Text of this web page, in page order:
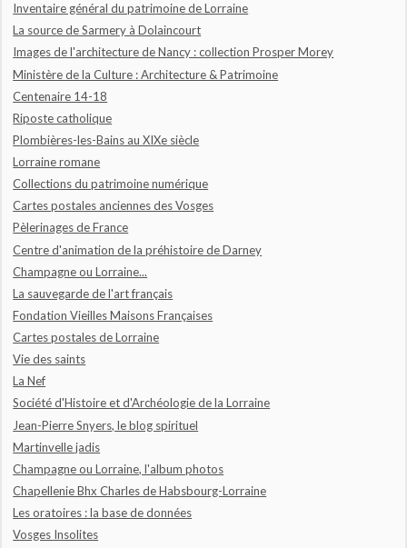
Inventaire général du patrimoine de Lorraine
La source de Sarmery à Dolaincourt
Images de l'architecture de Nancy : collection Prosper Morey
Ministère de la Culture : Architecture & Patrimoine
Centenaire 14-18
Riposte catholique
Plombières-les-Bains au XIXe siècle
Lorraine romane
Collections du patrimoine numérique
Cartes postales anciennes des Vosges
Pèlerinages de France
Centre d'animation de la préhistoire de Darney
Champagne ou Lorraine...
La sauvegarde de l'art français
Fondation Vieilles Maisons Françaises
Cartes postales de Lorraine
Vie des saints
La Nef
Société d'Histoire et d'Archéologie de la Lorraine
Jean-Pierre Snyers, le blog spirituel
Martinvelle jadis
Champagne ou Lorraine, l'album photos
Chapellenie Bhx Charles de Habsbourg-Lorraine
Les oratoires : la base de données
Vosges Insolites